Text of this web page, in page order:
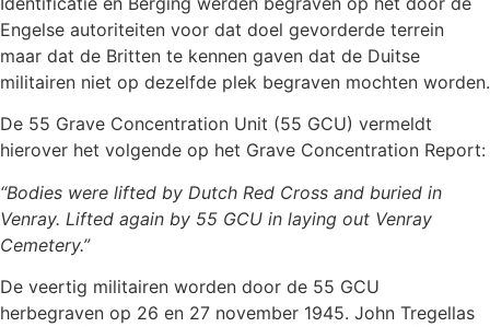
Engelse autoriteiten voor dat doel gevorderde terrein
maar dat de Britten te kennen gaven dat de Duitse
militairen niet op dezelfde plek begraven mochten worden.
De 55 Grave Concentration Unit (55 GCU) vermeldt
hierover het volgende op het Grave Concentration Report:
“Bodies were lifted by Dutch Red Cross and buried in
Venray. Lifted again by 55 GCU in laying out Venray
Cemetery.”
De veertig militairen worden door de 55 GCU
herbegraven op 26 en 27 november 1945. John Tregellas